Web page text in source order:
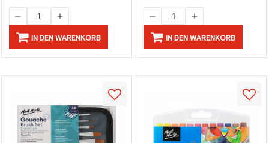
IN DEN WARENKORB IN DEN WARENKORB